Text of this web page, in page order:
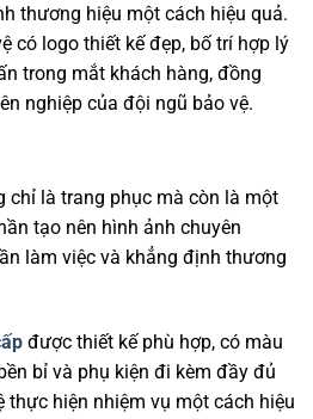
thương hiệu một cách hiệu quả.
có logo thiết kế đẹp, bố trí hợp lý
trong mắt khách hàng, đồng
nghiệp của đội ngũ bảo vệ.
chỉ là trang phục mà còn là một
tạo nên hình ảnh chuyên
làm việc và khẳng định thương
được thiết kế phù hợp, có màu
bỉ và phụ kiện đi kèm đầy đủ
thực hiện nhiệm vụ một cách hiệu